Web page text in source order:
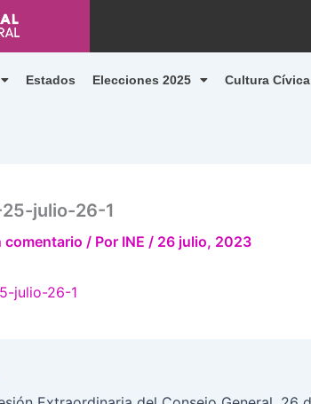
Estados Elecciones 2025 Cultura Cívica
25-julio-26-1
comentario / Por INE / 26 julio, 2023
julio-26-1